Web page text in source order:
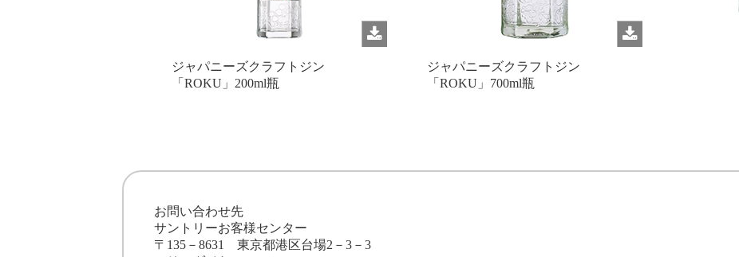
ジャパニーズクラフトジン
「ROKU」200ml瓶
ジャパニーズクラフトジン
「ROKU」700ml瓶
お問い合わせ先
サントリーお客様センター
〒135－8631 東京都港区台場2－3－3